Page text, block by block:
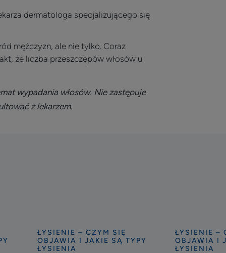
dermatologa specjalizującego się
mężczyzn, ale nie tylko. Coraz
że liczba przeszczepów włosów u
wypadania włosów. Nie zastępuje
z lekarzem.
Odkryj
Wypadanie
ŁYSIENIE – CZYM SIĘ
OBJAWIA I JAKIE SĄ TYPY
ŁYSIENIA
Odkryj
Sezonowe
ŁYSIENIE –
OBJAWIA I
ŁYSIENIA